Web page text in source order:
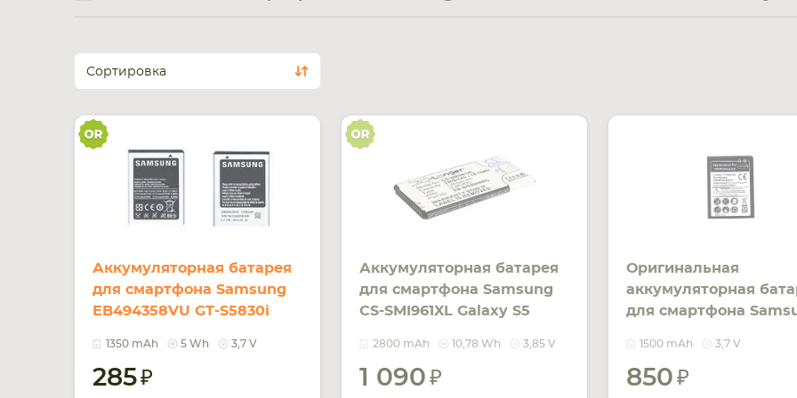
Сортировка
Аккумуляторная батарея
для смартфона Samsung
EB494358VU GT-S5830i
1350 mAh 5 Wh 3,7 V
285
Аккумуляторная батарея
для смартфона Samsung
CS-SMI961XL Galaxy S5
2800 mAh 10,78 Wh 3,85 V
1 090
Оригинальная
аккумуляторная
для смартфона
Black 1500mAh
1500 mAh 3,7 V
850